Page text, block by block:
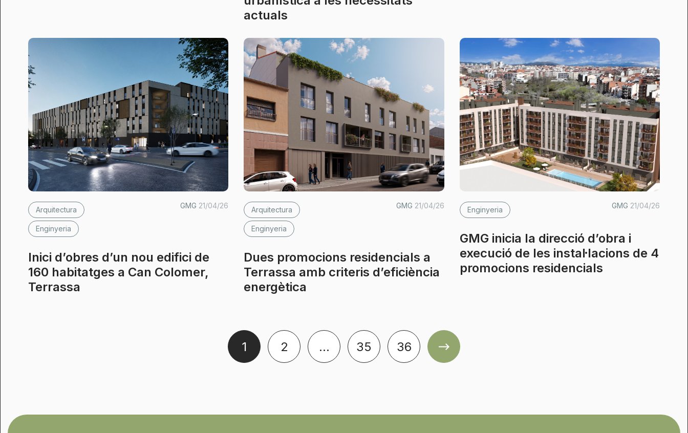
actuals
Arquitectura
Enginyeria
GMG 21/04/26
Inici d’obres d’un nou edifici de
160 habitatges a Can Colomer,
Terrassa
Arquitectura
Enginyeria
GMG 21/04/26
Dues promocions residencials a
Terrassa amb criteris d’eficiència
energètica
Enginyeria GMG 21/04/26
GMG inicia la direcció d’obra i
execució de les instal·lacions de 4
promocions residencials
1 2 … 35 36